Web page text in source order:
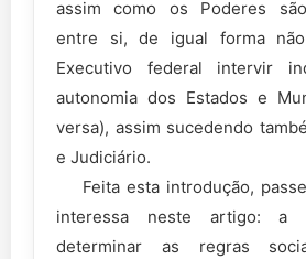
assim como os Poderes
entre si, de igual forma
Executivo federal intervir
autonomia dos Estados e
versa), assim sucedendo
e Judiciário.
Feita esta introdução,
interessa neste artigo: a
determinar as regras